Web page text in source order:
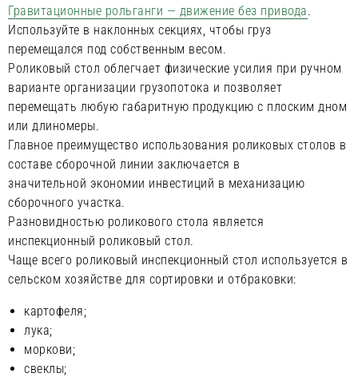
Гравитационные рольганги — движение без привода.
Используйте в наклонных секциях, чтобы груз
перемещался под собственным весом.
Роликовый стол облегчает физические усилия при ручном
варианте организации грузопотока и позволяет
перемещать любую габаритную продукцию с плоским дном
или длиномеры.
Главное преимущество использования роликовых столов в
составе сборочной линии заключается в
значительной экономии инвестиций в механизацию
сборочного участка.
Разновидностью роликового стола является
инспекционный роликовый стол.
Чаще всего роликовый инспекционный стол используется в
сельском хозяйстве для сортировки и отбраковки:
картофеля;
лука;
моркови;
свеклы;